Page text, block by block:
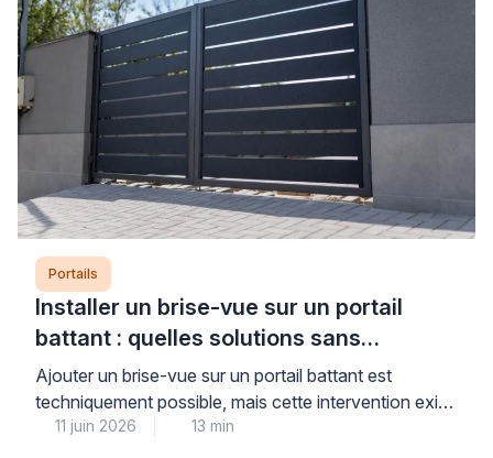
Portails
Installer un brise-vue sur un portail
battant : quelles solutions sans
aggraver l’affaissement ?
Ajouter un brise-vue sur un portail battant est
techniquement possible, mais cette intervention exige
un diagnostic préalable rigoureux pour ne pas
11 juin 2026 13 min